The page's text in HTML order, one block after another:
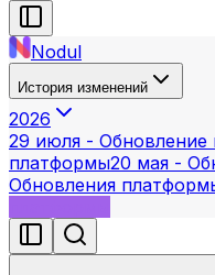
Nodul
История изменений
2026
29 июля -
платформы20 мая -
Обновления